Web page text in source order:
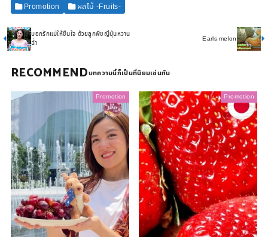
Promotion ผลไม้ -Fruits-
บอกรักแม่ให้ชื่นใจ ด้วยลูกพีชญี่ปุ่นหวาน
ฉ่ำ
Earls melon
RECOMMEND
Promotion Promotion